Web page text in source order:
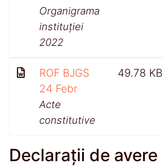
Organigrama
instituției
2022
ROF BJGS
24 Febr
Acte
constitutive
49.78 KB
Declarații de avere